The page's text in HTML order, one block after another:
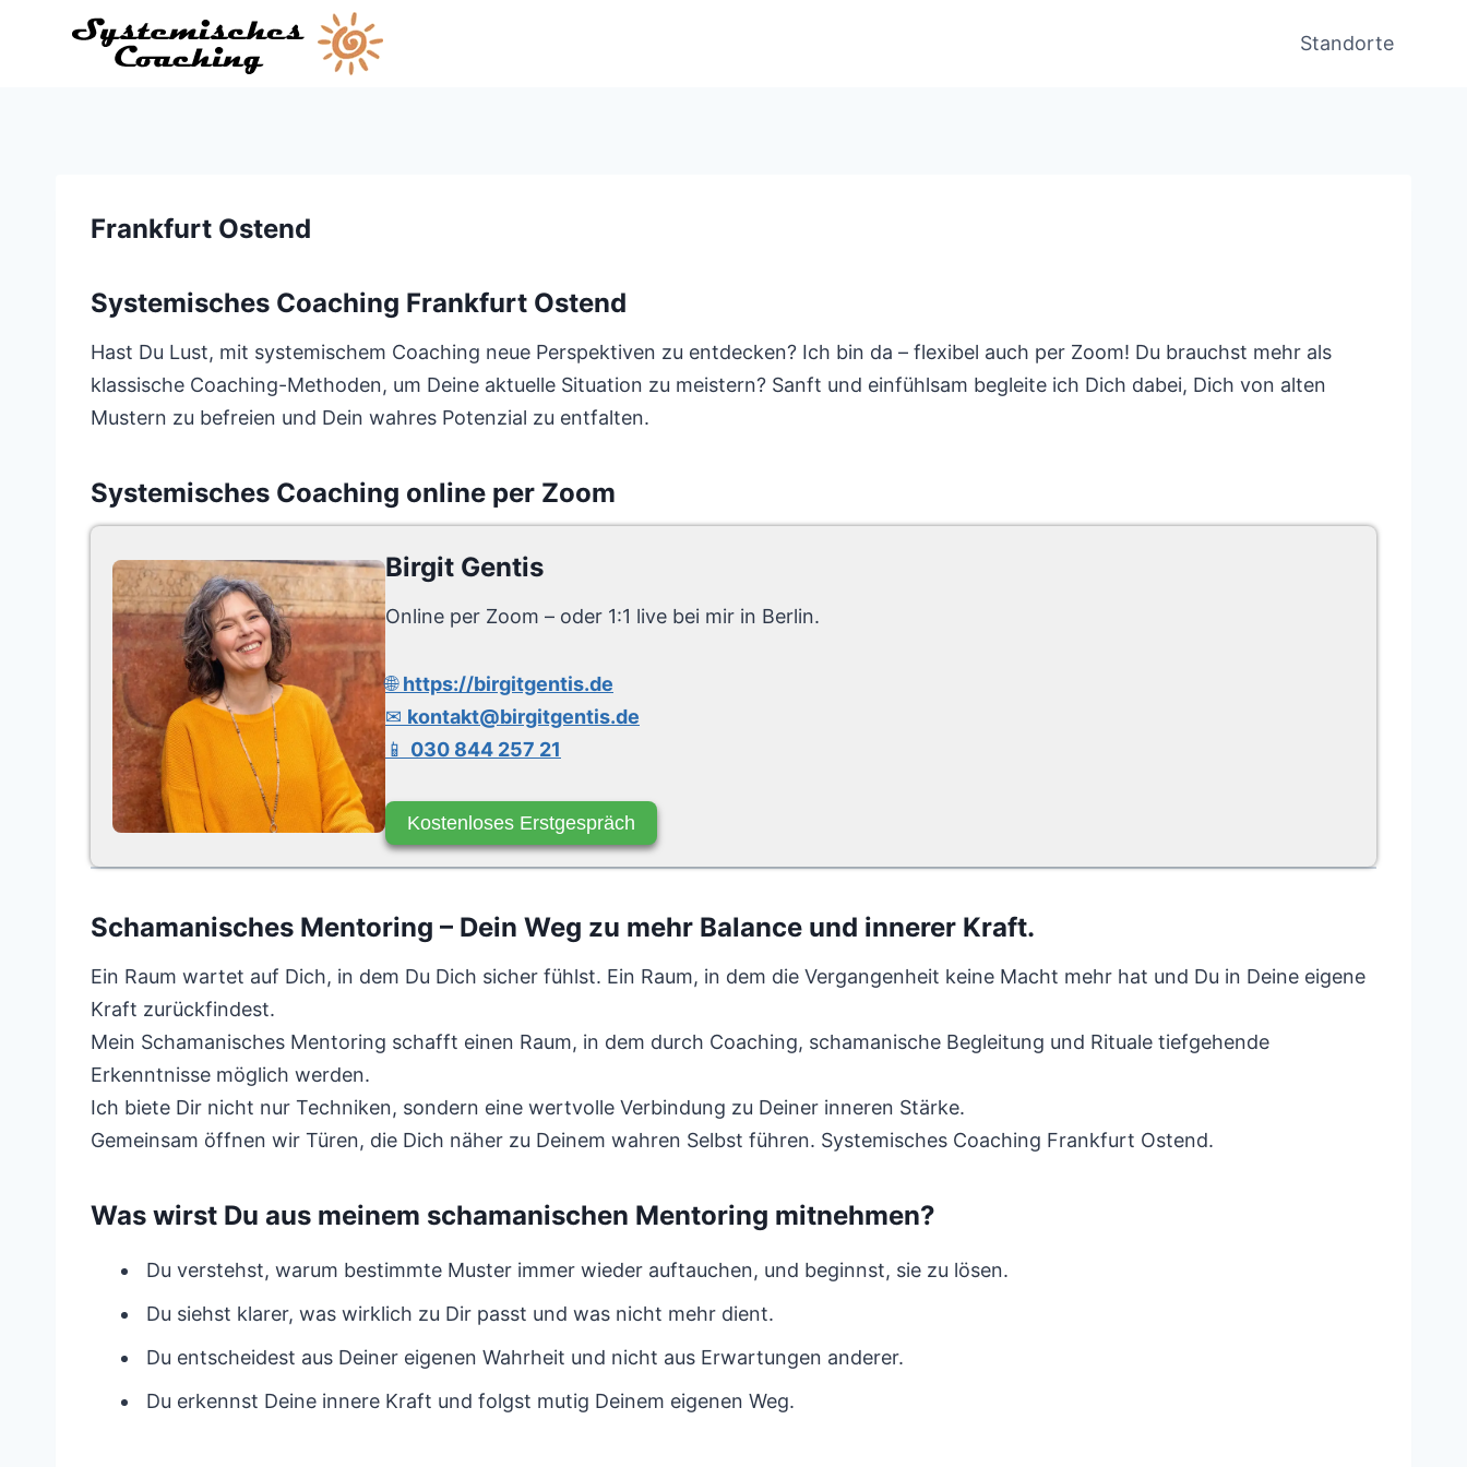
Standorte
Frankfurt Ostend
Systemisches Coaching Frankfurt Ostend
Hast Du Lust, mit systemischem Coaching neue Perspektiven zu entdecken? Ich bin da – flexibel auch per Zoom! Du brauchst mehr als
klassische Coaching-Methoden, um Deine aktuelle Situation zu meistern? Sanft und einfühlsam begleite ich Dich dabei, Dich von alten
Mustern zu befreien und Dein wahres Potenzial zu entfalten.
Systemisches Coaching online per Zoom
Birgit Gentis
Online per Zoom – oder 1:1 live bei mir in Berlin.
🌐https://birgitgentis.de
✉ kontakt@birgitgentis.de
📱 030 844 257 21
Kostenloses Erstgespräch
Schamanisches Mentoring – Dein Weg zu mehr Balance und innerer Kraft.
Ein Raum wartet auf Dich, in dem Du Dich sicher fühlst. Ein Raum, in dem die Vergangenheit keine Macht mehr hat und Du in Deine eigene
Kraft zurückfindest.
Mein Schamanisches Mentoring schafft einen Raum, in dem durch Coaching, schamanische Begleitung und Rituale tiefgehende
Erkenntnisse möglich werden.
Ich biete Dir nicht nur Techniken, sondern eine wertvolle Verbindung zu Deiner inneren Stärke.
Gemeinsam öffnen wir Türen, die Dich näher zu Deinem wahren Selbst führen. Systemisches Coaching Frankfurt Ostend.
Was wirst Du aus meinem schamanischen Mentoring mitnehmen?
Du verstehst, warum bestimmte Muster immer wieder auftauchen, und beginnst, sie zu lösen.
Du siehst klarer, was wirklich zu Dir passt und was nicht mehr dient.
Du entscheidest aus Deiner eigenen Wahrheit und nicht aus Erwartungen anderer.
Du erkennst Deine innere Kraft und folgst mutig Deinem eigenen Weg.